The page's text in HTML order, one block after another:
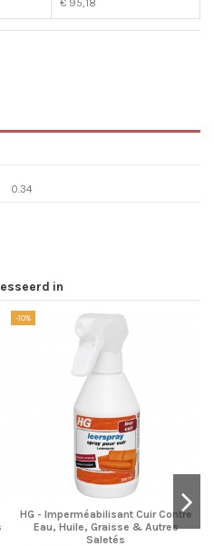
€ 95,18
0.34
in
-10%
HG - Imperméabilisant Cuir Contre
Eau, Huile, Graisse & Autres
Saletés